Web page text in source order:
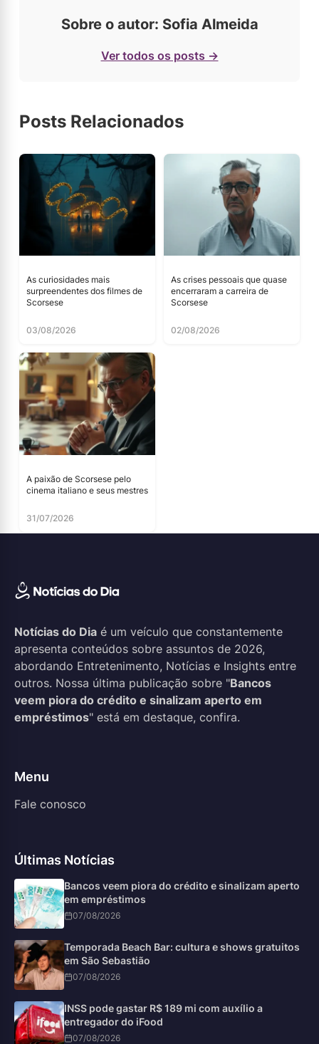
Sobre o autor: Sofia Almeida
Ver todos os posts →
Posts Relacionados
As curiosidades mais
surpreendentes dos filmes de
Scorsese
03/08/2026
As crises pessoais que quase
encerraram a carreira de
Scorsese
02/08/2026
A paixão de Scorsese pelo
cinema italiano e seus mestres
31/07/2026
Notícias do Dia é um veículo que constantemente
apresenta conteúdos sobre assuntos de 2026,
abordando Entretenimento, Notícias e Insights entre
outros. Nossa última publicação sobre "Bancos
veem piora do crédito e sinalizam aperto em
empréstimos" está em destaque, confira.
Menu
Fale conosco
Últimas Notícias
Bancos veem piora do crédito e sinalizam aperto
em empréstimos
07/08/2026
Temporada Beach Bar: cultura e shows gratuitos
em São Sebastião
07/08/2026
INSS pode gastar R$ 189 mi com auxílio a
entregador do iFood
07/08/2026